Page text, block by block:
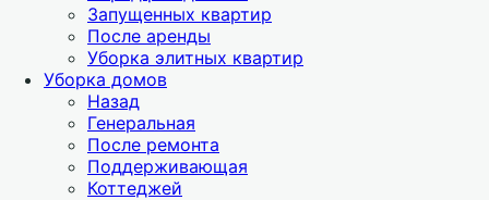
Запущенных квартир
После аренды
Уборка элитных квартир
Уборка домов
Назад
Генеральная
После ремонта
Поддерживающая
Коттеджей